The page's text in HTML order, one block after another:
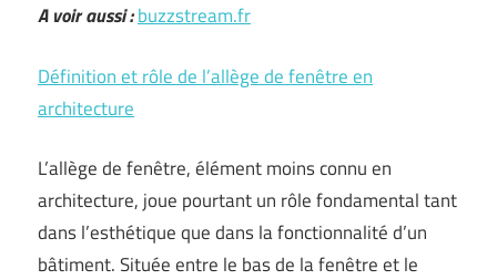
A voir aussi :buzzstream.fr
Définition et rôle de l’allège de fenêtre en
architecture
L’allège de fenêtre, élément moins connu en
architecture, joue pourtant un rôle fondamental tant
dans l’esthétique que dans la fonctionnalité d’un
bâtiment. Située entre le bas de la fenêtre et le